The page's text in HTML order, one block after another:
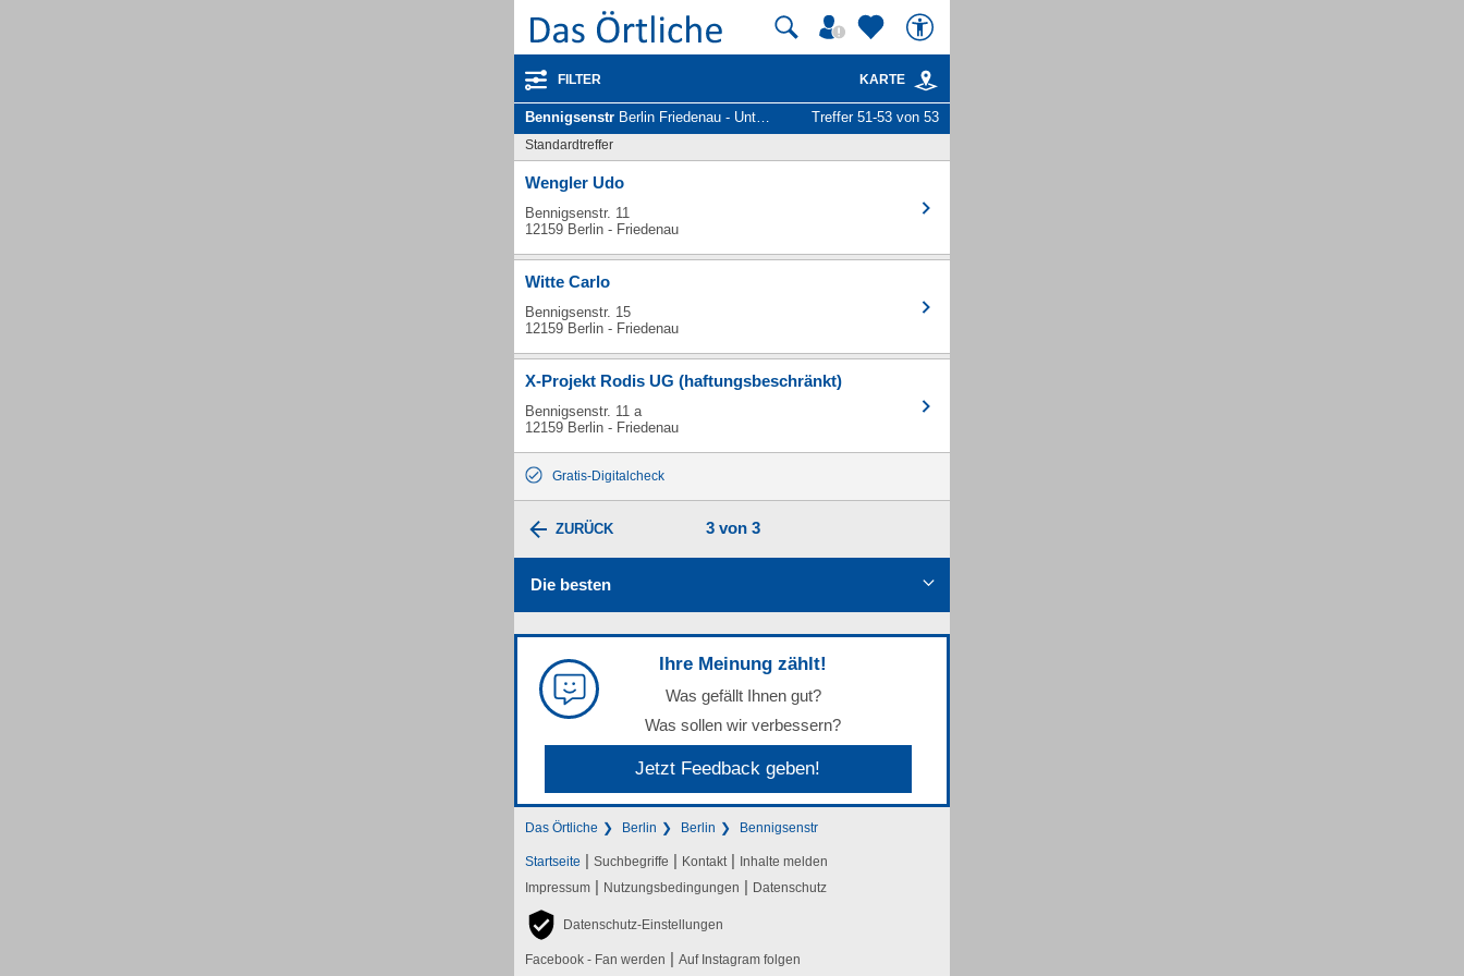
FILTER KARTE
Bennigsenstr Berlin Friedenau - Unternehmen und Personen Treffer 51-53 von 53
Standardtreffer
Wengler Udo
Bennigsenstr. 11
12159 Berlin - Friedenau
Witte Carlo
Bennigsenstr. 15
12159 Berlin - Friedenau
X-Projekt Rodis UG (haftungsbeschränkt)
Bennigsenstr. 11 a
12159 Berlin - Friedenau
Gratis-Digitalcheck
ZURÜCK 3 von 3
Die besten
Ihre Meinung zählt!
Was gefällt Ihnen gut?
Was sollen wir verbessern?
Jetzt Feedback geben!
Das Örtliche Berlin Berlin Bennigsenstr
Startseite | Suchbegriffe | Kontakt | Inhalte melden
Impressum | Nutzungsbedingungen | Datenschutz
Datenschutz-Einstellungen
Facebook - Fan werden | Auf Instagram folgen